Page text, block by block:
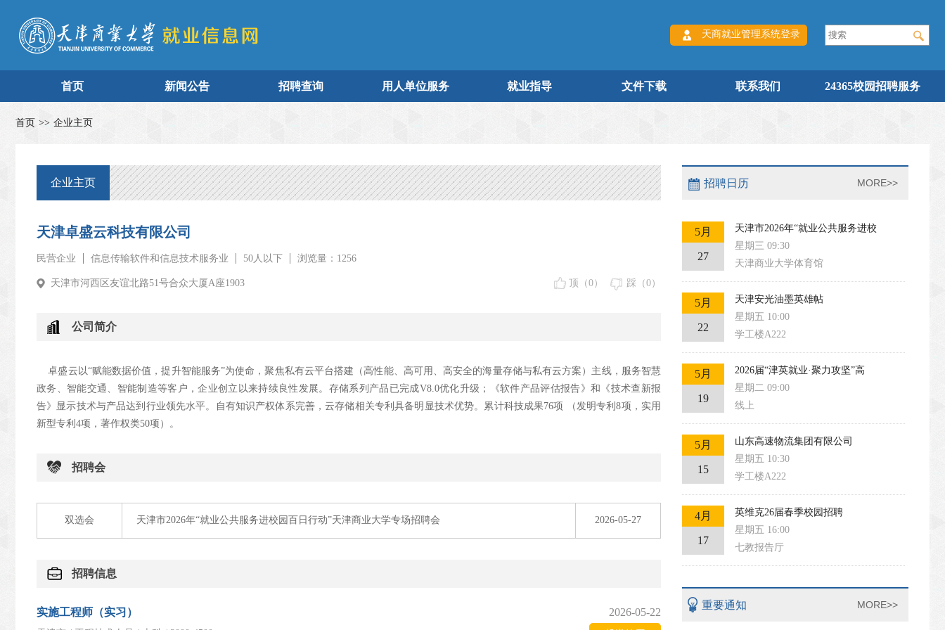
天商就业管理系统登录
首页 新闻公告 招聘查询 用人单位服务 就业指导 文件下载 联系我们 24365校园招聘服务
首页 >> 企业主页
企业主页
天津卓盛云科技有限公司
民营企业 信息传输软件和信息技术服务业 50人以下 浏览量：1256
天津市河西区友谊北路51号合众大厦A座1903 顶（0） 踩（0）
公司简介
卓盛云以“赋能数据价值，提升智能服务”为使命，聚焦私有云平台搭建（高性能、高可用、高安全的海量存储与私有云方案）主线，服务智慧
政务、智能交通、智能制造等客户，企业创立以来持续良性发展。存储系列产品已完成V8.0优化升级；《软件产品评估报告》和《技术查新报
告》显示技术与产品达到行业领先水平。自有知识产权体系完善，云存储相关专利具备明显技术优势。累计科技成果76项 （发明专利8项，实用
新型专利4项，著作权类50项）。
招聘会
双选会 天津市2026年“就业公共服务进校园百日行动”天津商业大学专场招聘会 2026-05-27
招聘信息
实施工程师（实习） 2026-05-22
招聘日历 MORE>>
5月
27
天津市2026年“就业公共服务进校
星期三 09:30
天津商业大学体育馆
5月
22
天津安光油墨英雄帖
星期五 10:00
学工楼A222
5月
19
2026届“津英就业·聚力攻坚”高
星期二 09:00
线上
5月
15
山东高速物流集团有限公司
星期五 10:30
学工楼A222
4月
17
英维克26届春季校园招聘
星期五 16:00
七教报告厅
重要通知 MORE>>